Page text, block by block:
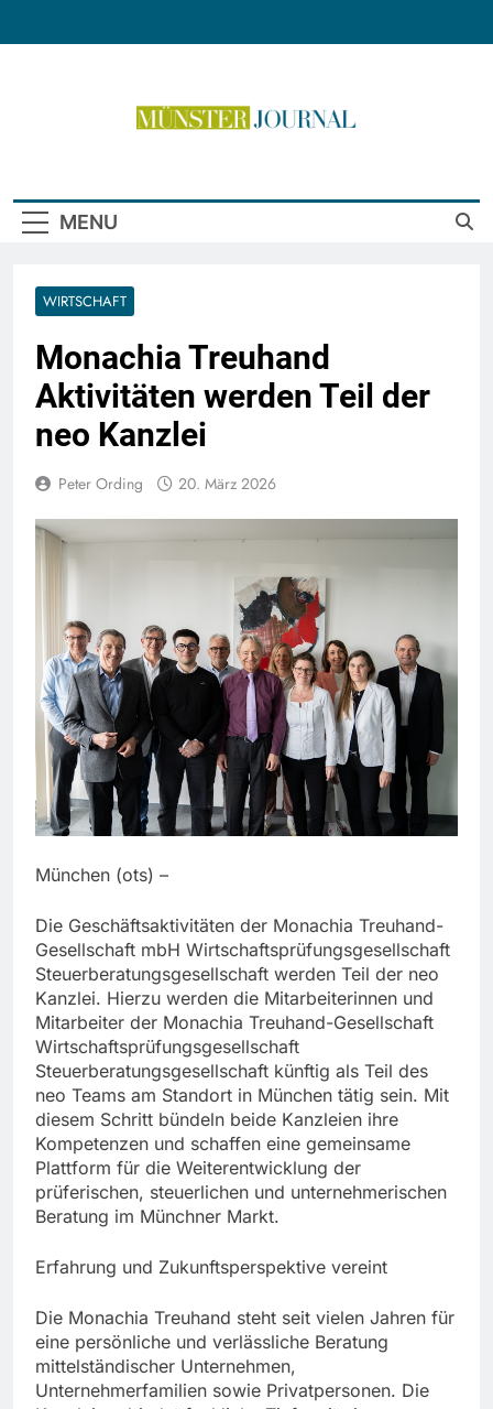
MENU
WIRTSCHAFT
Monachia Treuhand
Aktivitäten werden Teil der
neo Kanzlei
Peter Ording 20. März 2026
München (ots) –
Die Geschäftsaktivitäten der Monachia Treuhand-
Gesellschaft mbH Wirtschaftsprüfungsgesellschaft
Steuerberatungsgesellschaft werden Teil der neo
Kanzlei. Hierzu werden die Mitarbeiterinnen und
Mitarbeiter der Monachia Treuhand-Gesellschaft
Wirtschaftsprüfungsgesellschaft
Steuerberatungsgesellschaft künftig als Teil des
neo Teams am Standort in München tätig sein. Mit
diesem Schritt bündeln beide Kanzleien ihre
Kompetenzen und schaffen eine gemeinsame
Plattform für die Weiterentwicklung der
prüferischen, steuerlichen und unternehmerischen
Beratung im Münchner Markt.
Erfahrung und Zukunftsperspektive vereint
Die Monachia Treuhand steht seit vielen Jahren für
eine persönliche und verlässliche Beratung
mittelständischer Unternehmen,
Unternehmerfamilien sowie Privatpersonen. Die